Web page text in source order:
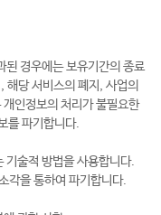
된 경우에는 보유기간의 종료
해당 서비스의 폐지, 사업의
인정보의 처리가 불필요한
를 파기합니다.
기술적 방법을 사용합니다.
각을 통하여 파기합니다.